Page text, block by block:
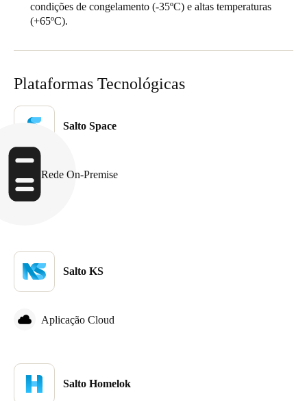
Denmark
SvenskaEnglish
Norway
Finland
Finnish
condições de congelamento (-35ºC) e altas temperaturas
(+65ºC).
Plataformas Tecnológicas
Salto Space
Rede On-Premise
Salto KS
Aplicação Cloud
Salto Homelok